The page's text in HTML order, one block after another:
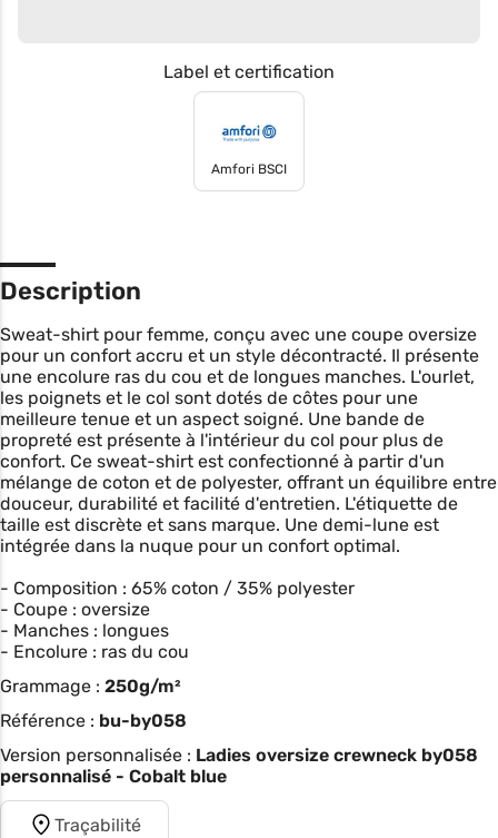
Label et certification
Amfori BSCI
Description
Sweat-shirt pour femme, conçu avec une coupe oversize
pour un confort accru et un style décontracté. Il présente
une encolure ras du cou et de longues manches. L'ourlet,
les poignets et le col sont dotés de côtes pour une
meilleure tenue et un aspect soigné. Une bande de
propreté est présente à l'intérieur du col pour plus de
confort. Ce sweat-shirt est confectionné à partir d'un
mélange de coton et de polyester, offrant un équilibre entre
douceur, durabilité et facilité d'entretien. L'étiquette de
taille est discrète et sans marque. Une demi-lune est
intégrée dans la nuque pour un confort optimal.
- Composition : 65% coton / 35% polyester
- Coupe : oversize
- Manches : longues
- Encolure : ras du cou
Grammage : 250g/m²
Référence : bu-by058
Version personnalisée : Ladies oversize crewneck by058
personnalisé - Cobalt blue
Traçabilité